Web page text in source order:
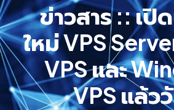
ข่าวสาร :: เปิ
ใหม่ VPS
VPS และ
VPS แล้ว